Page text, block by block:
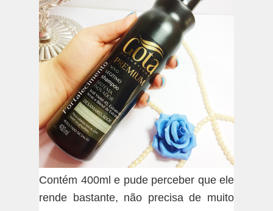
Contém 400ml e pude perceber que ele
rende bastante, não precisa de muito